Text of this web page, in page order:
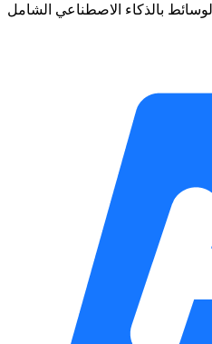
بالذكاء الاصطناعي الشامل